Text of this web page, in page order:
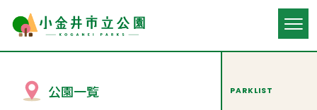
公園一覧 PARKLIST